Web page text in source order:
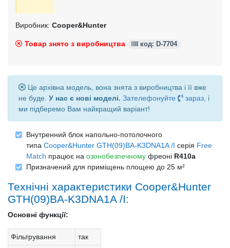
Виробник: Cooper&Hunter
Товар знято з виробництва код: D-7704
Це архівна модель, вона знята з виробництва і її вже
не буде. У нас є нові моделі. Зателефонуйте зараз, і
ми підберемо Вам найкращий варіант!
Внутренний блок напольно-потолочного
типа Cooper&Hunter GTH(09)BA-K3DNA1A /I серія Free
Match працює на озонобезпечному фреоні R410a
Призначений для приміщень площею до 25 м²
Технічні характеристики Cooper&Hunter
GTH(09)BA-K3DNA1A /I:
Основні функції:
Фільтрування
так